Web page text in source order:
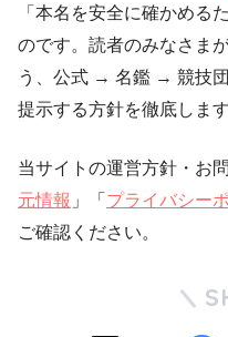
「本名を安全に確かめる
のです。読者のみなさま
う、公式 → 名鑑 → 競技
提示する方針を徹底します
当サイトの運営方針・お
元情報 」「 プライバシー
ご確認ください。